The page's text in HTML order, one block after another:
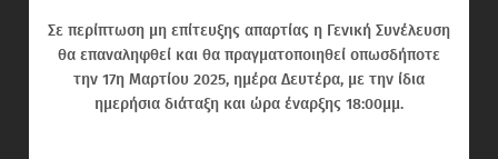
Σε περίπτωση μη επίτευξης απαρτίας η Γενική Συνέλευση
θα επαναληφθεί και θα πραγματοποιηθεί οπωσδήποτε
την 17η Μαρτίου 2025, ημέρα Δευτέρα, με την ίδια
ημερήσια διάταξη και ώρα έναρξης 18:00μμ.